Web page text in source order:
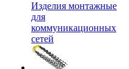
Изделия монтажные
для
коммуникационных
сетей